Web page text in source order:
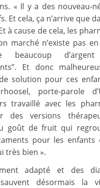
« Il y a des nouveau-
Et cela, ça n’arrive que
à cause de cela, les
marché n’existe pas
beaucoup
Et donc
solution pour ces
porte-parole
travaillé avec les
des versions
goût de fruit qui
pour les enfants
très bien ».
adapté et des
sauvent désormais la